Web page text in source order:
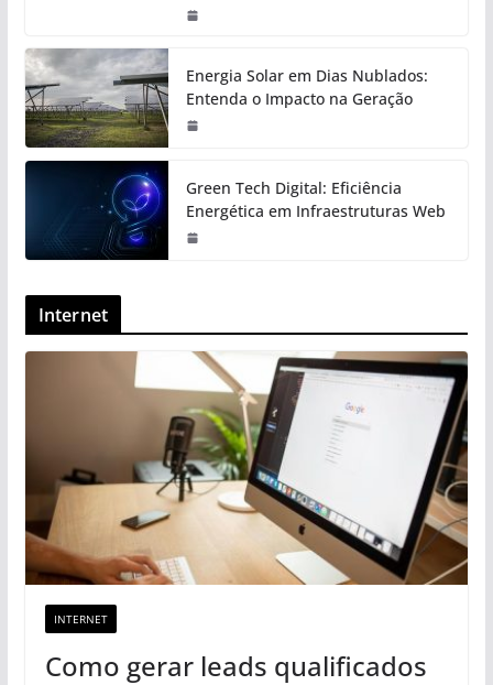
Energia Solar em Dias Nublados:
Entenda o Impacto na Geração
Green Tech Digital: Eficiência
Energética em Infraestruturas Web
Internet
INTERNET
Como gerar leads qualificados